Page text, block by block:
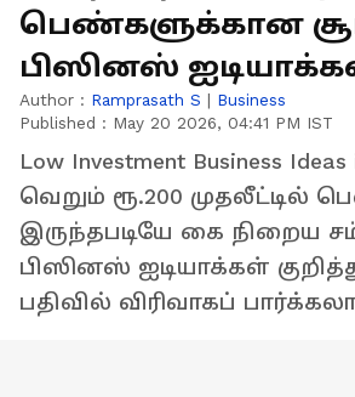
பெண்களுக்கான
பிஸினஸ்
Author : Ramprasath S | Business
Published : May 20 2026, 04:41 PM IST
Low Investment Business Ideas
வெறும் ரூ.200 முதலீட்டில்
இருந்தபடியே கை நிறைய
பிஸினஸ் ஐடியாக்கள்
பதிவில் விரிவாகப்